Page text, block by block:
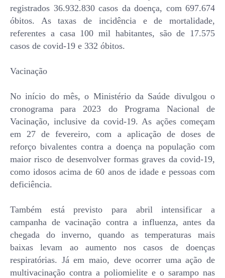
registrados 36.932.830 casos da doença, com 697.674
óbitos. As taxas de incidência e de mortalidade,
referentes a casa 100 mil habitantes, são de 17.575
casos de covid-19 e 332 óbitos.
Vacinação
No início do mês, o Ministério da Saúde divulgou o
cronograma para 2023 do Programa Nacional de
Vacinação, inclusive da covid-19. As ações começam
em 27 de fevereiro, com a aplicação de doses de
reforço bivalentes contra a doença na população com
maior risco de desenvolver formas graves da covid-19,
como idosos acima de 60 anos de idade e pessoas com
deficiência.
Também está previsto para abril intensificar a
campanha de vacinação contra a influenza, antes da
chegada do inverno, quando as temperaturas mais
baixas levam ao aumento nos casos de doenças
respiratórias. Já em maio, deve ocorrer uma ação de
multivacinação contra a poliomielite e o sarampo nas